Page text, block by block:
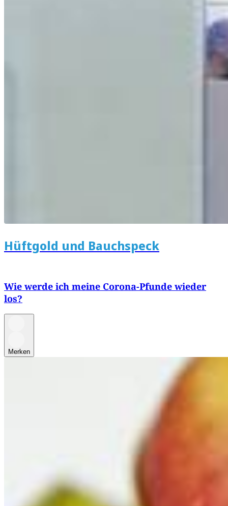
Hüftgold und Bauchspeck
Wie werde ich meine Corona-Pfunde wieder
los?
Merken